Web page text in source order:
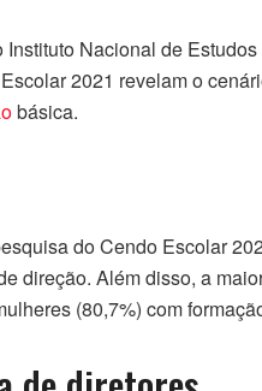
Nacional de
2021 revelam o
básica.
do Cendo Escolar
direção. Além disso, a
(80,7%) com